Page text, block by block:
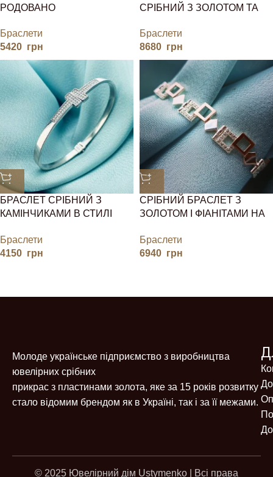
РОДОВАНО
Браслети
5420 грн
СРІБНИЙ З ЗОЛОТОМ ТА
Браслети
8680 грн
БРАСЛЕТ СРІБНИЙ З
КАМІНЧИКАМИ В СТИЛІ
Браслети
4150 грн
СРІБНИЙ БРАСЛЕТ З
ЗОЛОТОМ І ФІАНІТАМИ НА
Браслети
6940 грн
Молоде українське підприємство з виробництва
ювелірних срібних
прикрас з пластинами золота, яке за 15 років розвитку
стало відомим брендом як в Україні, так і за її межами.
© 2025 Ювелірний дім Ustymenko | Всі права